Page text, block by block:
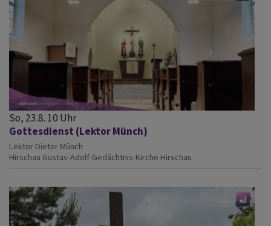
So, 23.8. 10 Uhr
Gottesdienst (Lektor Münch)
Lektor Dieter Münch
Hirschau Gustav-Adolf-Gedächtnis-Kirche Hirschau